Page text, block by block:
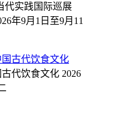
实践国际巡展
年9月1日至9月11
代饮食文化 2026